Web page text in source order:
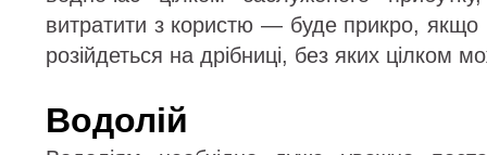
витратити з користю — буде прикро,
розійдеться на дрібниці, без яких цілком
Водолій